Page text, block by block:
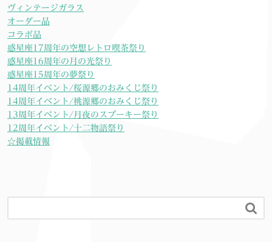
ヴィンテージガラス
オーダー品
コラボ品
惑星座17周年の空想レトロ喫茶祭り
惑星座16周年の月の光祭り
惑星座15周年の夢祭り
14周年イベント/桜源郷のおみくじ祭り
14周年イベント/桃源郷のおみくじ祭り
13周年イベント/月夜のスプーキー祭り
12周年イベント/十二物語祭り
☆掲載情報
